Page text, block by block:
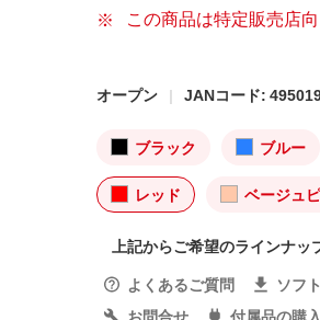
この商品は特定販売店
オープン JANコード:
ブラック ブルー
レッド ベージュ
上記からご希望のラインナッ
よくあるご質問
ソフ